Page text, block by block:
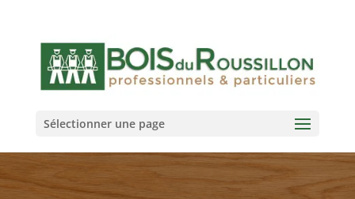
Sélectionner une page